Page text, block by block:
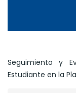
Seguimiento y
Estudiante en la